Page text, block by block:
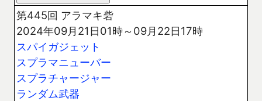
第445回 アラマキ砦
2024年09月21日01時～09月22日17時
スパイガジェット
スプラマニューバー
スプラチャージャー
ランダム武器